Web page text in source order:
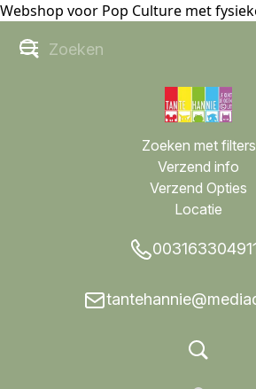
Webshop voor Pop Culture met
Zoeken met filters
Verzend info
Verzend Opties
Locatie